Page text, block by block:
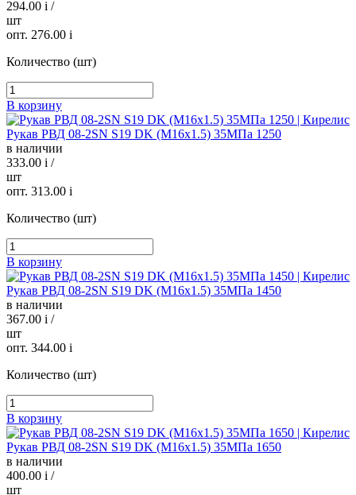
294.00 i /
шт
опт. 276.00 i
Количество (шт)
В корзину
Рукав РВД 08-2SN S19 DK (М16х1.5) 35МПа 1250
в наличии
333.00 i /
шт
опт. 313.00 i
Количество (шт)
В корзину
Рукав РВД 08-2SN S19 DK (М16х1.5) 35МПа 1450
в наличии
367.00 i /
шт
опт. 344.00 i
Количество (шт)
В корзину
Рукав РВД 08-2SN S19 DK (М16х1.5) 35МПа 1650
в наличии
400.00 i /
шт